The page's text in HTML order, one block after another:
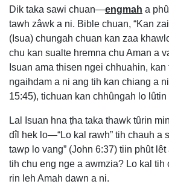
Dik taka sawi chuan—engmah a
tawh zâwk a ni. Bible chuan, “Kan
(Isua) chungah chuan kan zaa
chu kan sualte hremna chu Aman a
Isuan ama thisen ngei chhuahin,
ngaihdam a ni ang tih kan chiang a
15:45), tichuan kan chhûngah lo
Lal Isuan hna ṭha taka thawk tûrin
dîl hek lo—“Lo kal rawh” tih chauh a
tawp lo vang” (John 6:37) tiin phût
tih chu eng nge a awmzia? Lo kal
rin leh Amah dawn a ni.